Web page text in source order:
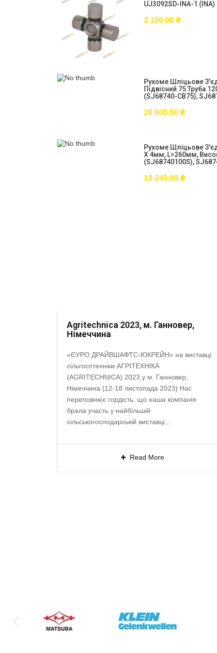
UJ3092SD-INA-1 (INA)
2 100,00 ₴
Рухоме Шліцьове
Підвісний 75 Труба
(SJ68740-CB75),
20 000,00 ₴
Рухоме Шліцьове
X 4мм, L=260мм,
(SJ68740100S),
18 240,00 ₴
Agritechnica 2023, м. Ганновер,
Німеччина
«ЄУРО ДРАЙВШАФТС-ЮКРЕЙН» на виставці
сільгосптехніки АГРІТЕХНІКА
(AGRITECHNICA) 2023 у м. Ганновер,
Німеччина (12-18 листопада 2023) Нас
переповнює гордість, що наша компанія
брала участь у найбільшій
сільськогосподарській виставці...
Read More